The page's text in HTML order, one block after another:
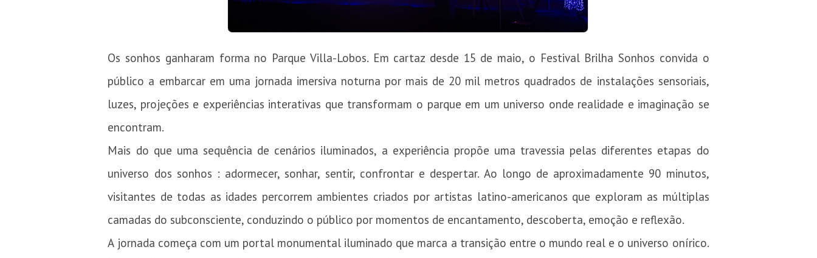
Os sonhos ganharam forma no Parque Villa-Lobos. Em cartaz desde 15 de maio, o Festival Brilha Sonhos convida o
público a embarcar em uma jornada imersiva noturna por mais de 20 mil metros quadrados de instalações sensoriais,
luzes, projeções e experiências interativas que transformam o parque em um universo onde realidade e imaginação se
encontram.
Mais do que uma sequência de cenários iluminados, a experiência propõe uma travessia pelas diferentes etapas do
universo dos sonhos : adormecer, sonhar, sentir, confrontar e despertar. Ao longo de aproximadamente 90 minutos,
visitantes de todas as idades percorrem ambientes criados por artistas latino-americanos que exploram as múltiplas
camadas do subconsciente, conduzindo o público por momentos de encantamento, descoberta, emoção e reflexão.
A jornada começa com um portal monumental iluminado que marca a transição entre o mundo real e o universo onírico.